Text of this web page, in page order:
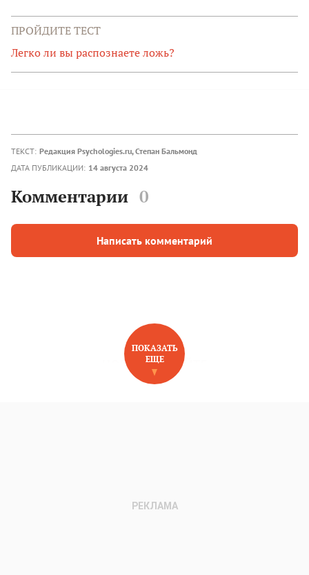
ПРОЙДИТЕ ТЕСТ
Легко ли вы распознаете ложь?
ТЕКСТ: Редакция Psychologies.ru,Степан Бальмонд
ДАТА ПУБЛИКАЦИИ: 14 августа 2024
Комментарии 0
Написать комментарий
НОВОЕ НА САЙТЕ
ПОКАЗАТЬ
ЕЩЕ